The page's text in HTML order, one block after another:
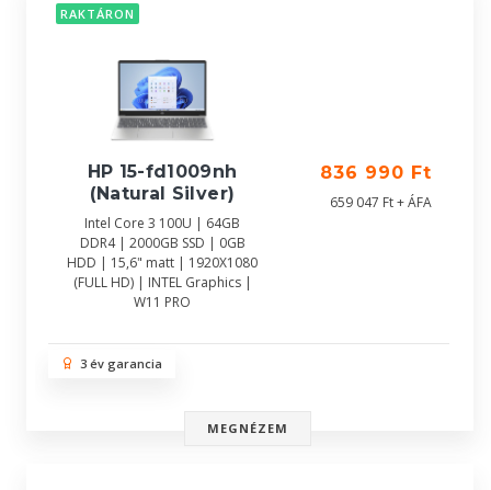
RAKTÁRON
HP 15-fd1009nh
(Natural Silver)
Intel Core 3 100U | 64GB
DDR4 | 2000GB SSD | 0GB
HDD | 15,6" matt | 1920X1080
(FULL HD) | INTEL Graphics |
W11 PRO
836 990 Ft
659 047 Ft + ÁFA
3 év garancia
MEGNÉZEM